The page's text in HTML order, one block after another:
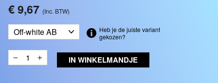
€ 9,67 (Inc. BTW)
Title
Heb je de juiste variant
gekozen?
− + IN WINKELMANDJE